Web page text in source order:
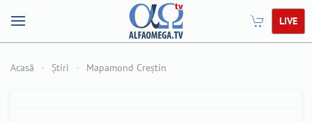
LIVE
Acasă Știri Mapamond Creștin